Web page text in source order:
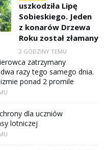
uszkodziła Lipę
Sobieskiego. Jeden
z konarów Drzewa
Roku został złamany
2 GODZINY TEMU
zatrzymany
razy tego samego dnia.
ponad 2 promile
dla uczniów
lotniczej